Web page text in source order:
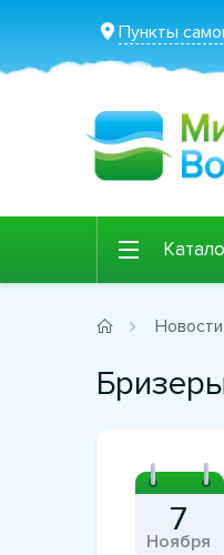
Пункты
7
Ноября